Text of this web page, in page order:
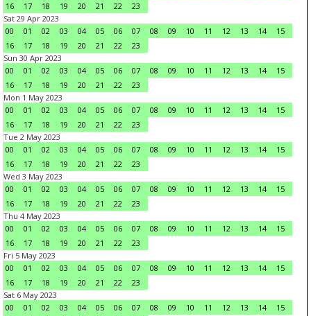
16
17 18 19 20 21 22
23
Sat 29 Apr 2023
00
01 02 03 04 05 06 07 08 09 10 11 12 13 14
15
16
17 18 19 20 21 22
23
Sun 30 Apr 2023
00
01 02 03 04 05 06 07 08 09 10 11 12 13 14
15
16
17 18 19 20 21 22
23
Mon 1 May 2023
00
01 02 03 04 05 06 07 08 09 10 11 12 13 14
15
16
17 18 19 20 21 22
23
Tue 2 May 2023
00
01 02 03 04 05 06 07 08 09 10 11 12 13 14
15
16
17 18 19 20 21 22
23
Wed 3 May 2023
00
01 02 03 04 05 06 07 08 09 10 11 12 13 14
15
16
17 18 19 20 21 22
23
Thu 4 May 2023
00
01 02 03 04 05 06 07 08 09 10 11 12 13 14
15
16
17 18 19 20 21 22
23
Fri 5 May 2023
00
01 02 03 04 05 06 07 08 09 10 11 12 13 14
15
16
17 18 19 20 21 22
23
Sat 6 May 2023
00
01 02 03 04 05 06 07 08 09 10 11 12 13 14
15